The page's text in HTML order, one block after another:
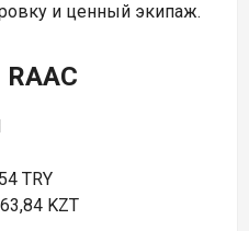
и ценный экипаж.
TRY
KZT